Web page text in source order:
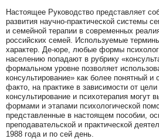
Настоящее Руководство представляет
развития научно-практической системы
и семейной терапии в современных
российских семей. Используемые
характер. Де-юре, любые формы
населению попадают в рубрику
формальном уровне позволяет
консультирование» как более понятный
факто, на практике в зависимости от
консультирование и психотерапия могут
формами и этапами психологической
представленные в настоящем пособии,
преподавательской и практической
1988 года и по сей день.